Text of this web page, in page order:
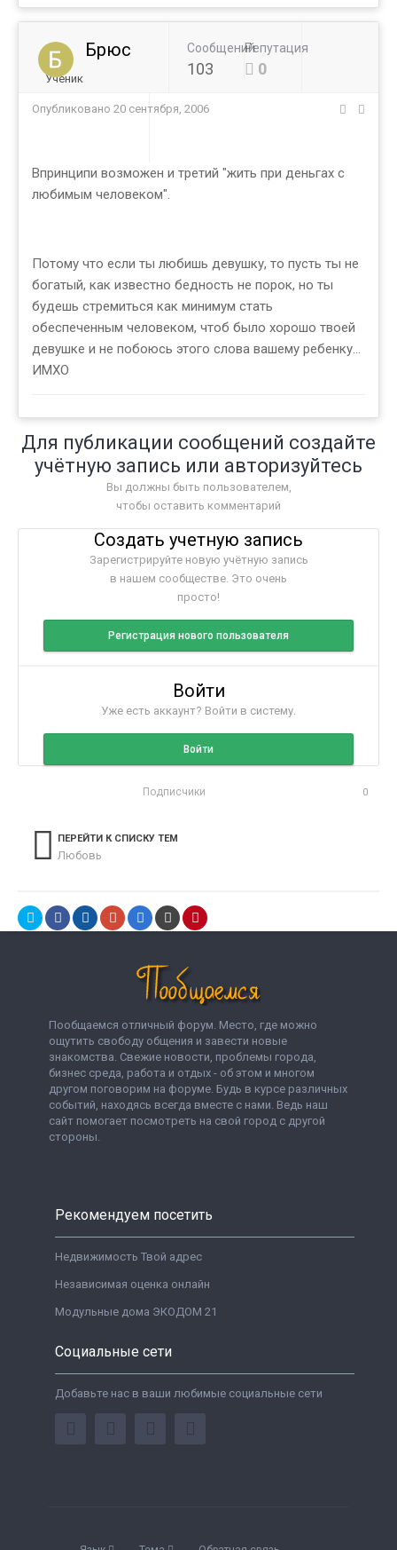
Брюс
Ученик
Сообщений
103
Репутация
0
Опубликовано 20 сентября, 2006
Впринципи возможен и третий "жить при деньгах с
любимым человеком".
Потому что если ты любишь девушку, то пусть ты не
богатый, как известно бедность не порок, но ты
будешь стремиться как минимум стать
обеспеченным человеком, чтоб было хорошо твоей
девушке и не побоюсь этого слова вашему ребенку...
ИМХО
Для публикации сообщений создайте
учётную запись или авторизуйтесь
Вы должны быть пользователем,
чтобы оставить комментарий
Создать учетную запись
Зарегистрируйте новую учётную запись
в нашем сообществе. Это очень
просто!
Регистрация нового пользователя
Войти
Уже есть аккаунт? Войти в систему.
Войти
Подписчики 0
ПЕРЕЙТИ К СПИСКУ ТЕМ
Любовь
Пообщаемся отличный форум. Место, где можно
ощутить свободу общения и завести новые
знакомства. Свежие новости, проблемы города,
бизнес среда, работа и отдых - об этом и многом
другом поговорим на форуме. Будь в курсе различных
событий, находясь всегда вместе с нами. Ведь наш
сайт помогает посмотреть на свой город с другой
стороны.
Рекомендуем посетить
Недвижимость Твой адрес
Независимая оценка онлайн
Модульные дома ЭКОДОМ 21
Социальные сети
Добавьте нас в ваши любимые социальные сети